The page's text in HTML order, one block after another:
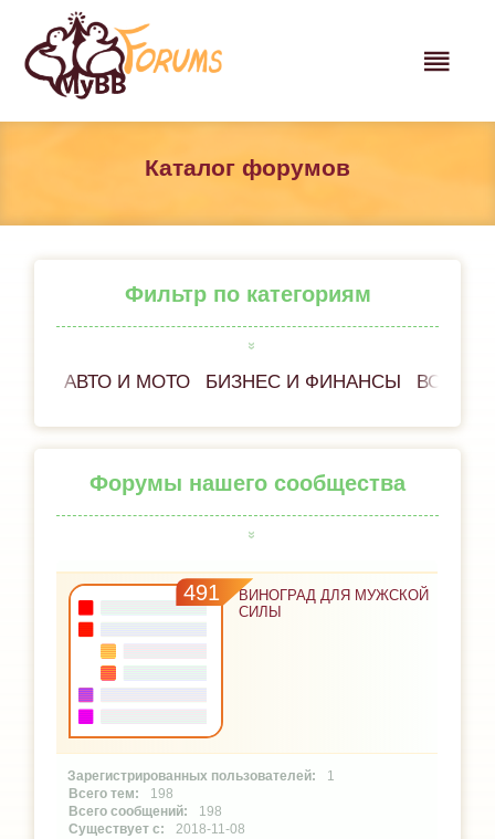
Каталог форумов
Фильтр по категориям
АВТО И МОТО БИЗНЕС И ФИНАНСЫ ВСЁ
Форумы нашего сообщества
491
ВИНОГРАД ДЛЯ МУЖСКОЙ
СИЛЫ
1
198
198
2018-11-08